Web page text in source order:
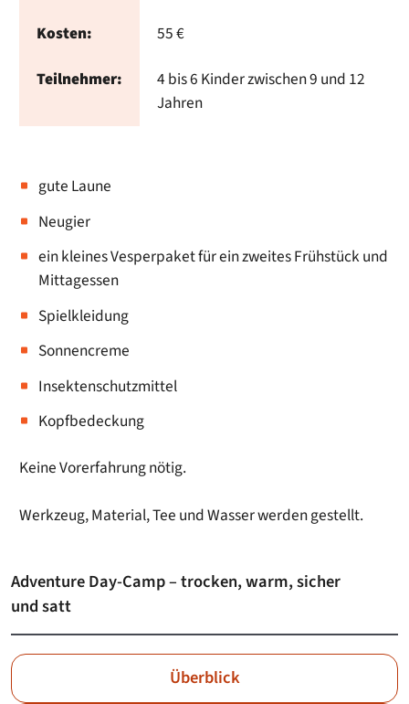
Kosten:
55 €
Teilnehmer:
4 bis 6 Kinder zwischen 9 und 12
Jahren
gute Laune
Neugier
ein kleines Vesperpaket für ein zweites Frühstück und
Mittagessen
Spielkleidung
Sonnencreme
Insektenschutzmittel
Kopfbedeckung
Keine Vorerfahrung nötig.
Werkzeug, Material, Tee und Wasser werden gestellt.
Adventure Day-Camp – trocken, warm, sicher
und satt
Überblick